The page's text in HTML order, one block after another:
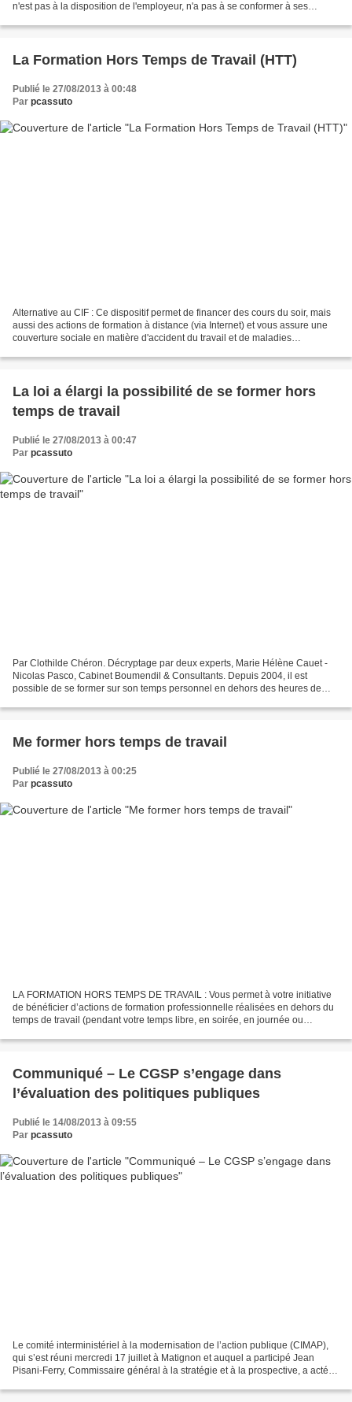
n'est pas à la disposition de l'employeur, n'a pas à se conformer à ses
La Formation Hors Temps de Travail (HTT)
Publié le 27/08/2013 à 00:48
Par pcassuto
Alternative au CIF : Ce dispositif permet de financer des cours du soir, mais
aussi des actions de formation à distance (via Internet) et vous assure une
couverture sociale en matière d'accident du travail et de maladies
La loi a élargi la possibilité de se former hors
temps de travail
Publié le 27/08/2013 à 00:47
Par pcassuto
Par Clothilde Chéron. Décryptage par deux experts, Marie Hélène Cauet -
Nicolas Pasco, Cabinet Boumendil & Consultants. Depuis 2004, il est
possible de se former sur son temps personnel en dehors des heures de
Me former hors temps de travail
Publié le 27/08/2013 à 00:25
Par pcassuto
LA FORMATION HORS TEMPS DE TRAVAIL : Vous permet à votre initiative
de bénéficier d’actions de formation professionnelle réalisées en dehors du
temps de travail (pendant votre temps libre, en soirée, en journée ou
Communiqué – Le CGSP s’engage dans
l’évaluation des politiques publiques
Publié le 14/08/2013 à 09:55
Par pcassuto
Le comité interministériel à la modernisation de l’action publique (CIMAP),
qui s’est réuni mercredi 17 juillet à Matignon et auquel a participé Jean
Pisani-Ferry, Commissaire général à la stratégie et à la prospective, a acté